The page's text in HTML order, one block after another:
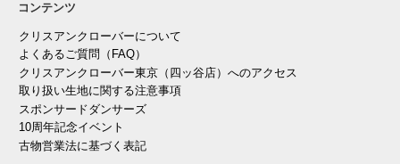
コンテンツ
クリスアンクローバーについて
よくあるご質問（FAQ）
クリスアンクローバー東京（四ッ谷店）へのアクセス
取り扱い生地に関する注意事項
スポンサードダンサーズ
10周年記念イベント
古物営業法に基づく表記